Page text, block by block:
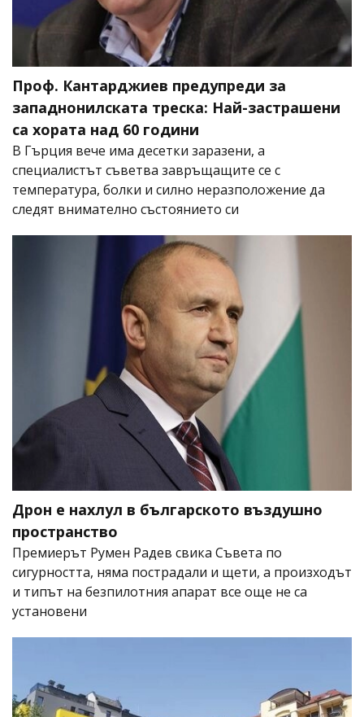
Проф. Кантарджиев предупреди за
западнонилската треска: Най-застрашени
са хората над 60 години
В Гърция вече има десетки заразени, а
специалистът съветва завръщащите се с
температура, болки и силно неразположение да
следят внимателно състоянието си
Дрон е нахлул в българското въздушно
пространство
Премиерът Румен Радев свика Съвета по
сигурността, няма пострадали и щети, а произходът
и типът на безпилотния апарат все още не са
установени